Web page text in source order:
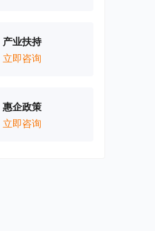
产业扶持
立即咨询
惠企政策
立即咨询